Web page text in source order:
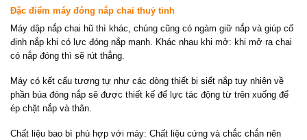
Đặc điểm máy đóng nắp chai thuỷ tinh
Máy dập nắp chai hũ thì khác, chúng cũng có ngàm giữ nắp và giúp cố
định nắp khi có lực đóng nắp mạnh. Khác nhau khi mở: khi mở ra chai
có nắp đóng thì sẽ rút thẳng.
Máy có kết cấu tương tự như các dòng thiết bị siết nắp tuy nhiên về
phần búa đóng nắp sẽ được thiết kế để lực tác động từ trên xuống để
ép chặt nắp và thân.
Chất liệu bao bì phù hợp với máy: Chất liệu cứng và chắc chắn nên